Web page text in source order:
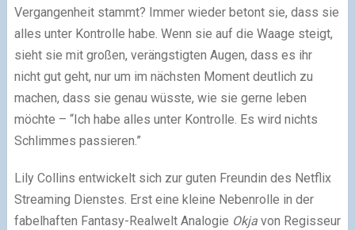
Vergangenheit stammt? Immer wieder betont sie, dass sie
alles unter Kontrolle habe. Wenn sie auf die Waage steigt,
sieht sie mit großen, verängstigten Augen, dass es ihr
nicht gut geht, nur um im nächsten Moment deutlich zu
machen, dass sie genau wüsste, wie sie gerne leben
möchte – “Ich habe alles unter Kontrolle. Es wird nichts
Schlimmes passieren.”
Lily Collins entwickelt sich zur guten Freundin des Netflix
Streaming Dienstes. Erst eine kleine Nebenrolle in der
fabelhaften Fantasy-Realwelt Analogie Okjavon Regisseur